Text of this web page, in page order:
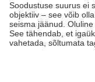
Soodustuse suurus ei
objektiiv – see võib
seisma jäänud.
See tähendab, et
vahetada, sõltumata